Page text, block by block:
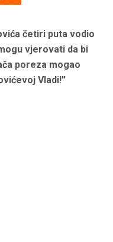
četiri puta vodio
vjerovati da bi
poreza mogao
Vladi!”